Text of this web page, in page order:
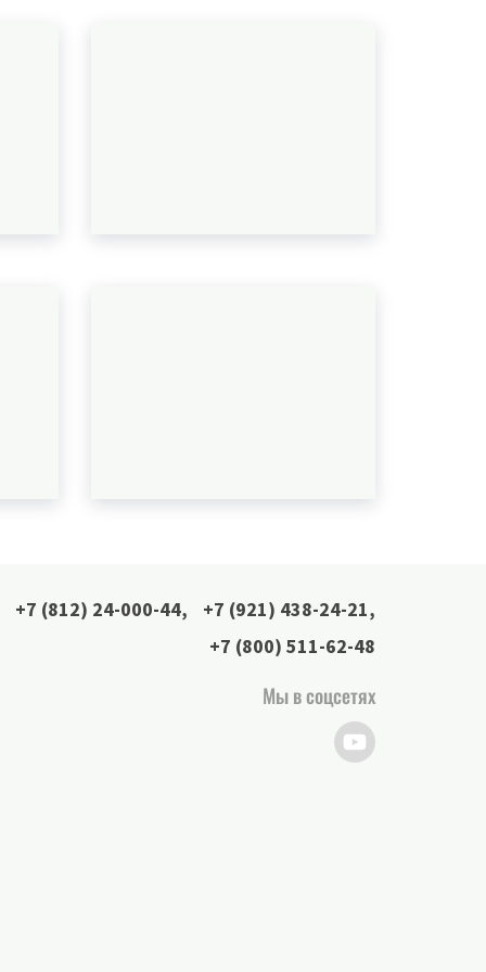
+7 (812) 24-000-44, +7 (921) 438-24-21,
+7 (800) 511-62-48
Мы в соцсетях